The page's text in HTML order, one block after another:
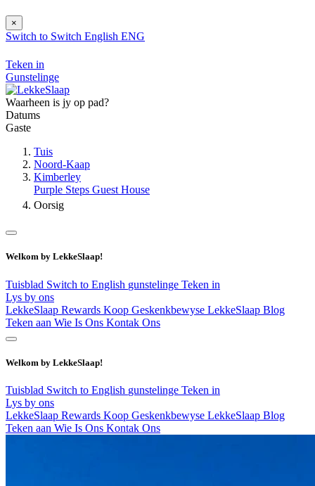
×
Switch to Switch English ENG
Teken in
Gunstelinge
Waarheen is jy op pad?
Datums
Gaste
Tuis
Noord-Kaap
Kimberley
Purple Steps Guest House
Oorsig
Welkom by LekkeSlaap!
Tuisblad Switch to English gunstelinge Teken in
Lys by ons
LekkeSlaap Rewards Koop Geskenkbewyse LekkeSlaap Blog
Teken aan Wie Is Ons Kontak Ons
Welkom by LekkeSlaap!
Tuisblad Switch to English gunstelinge Teken in
Lys by ons
LekkeSlaap Rewards Koop Geskenkbewyse LekkeSlaap Blog
Teken aan Wie Is Ons Kontak Ons